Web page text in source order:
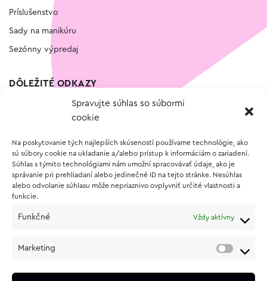
Spravujte súhlas so súbormi
cookie
Na poskytovanie tých najlepších skúseností používame technológie, ako
sú súbory cookie na ukladanie a/alebo prístup k informáciám o zariadení.
Súhlas s týmito technológiami nám umožní spracovávať údaje, ako je
správanie pri prehliadaní alebo jedinečné ID na tejto stránke. Nesúhlas
alebo odvolanie súhlasu môže nepriaznivo ovplyvniť určité vlastnosti a
funkcie.
Funkčné Vždy aktívny
Marketing
Príslušenstvo
Sady na manikúru
Sezónny výpredaj
DÔLEŽITÉ ODKAZY
Vernostný program
O NÁKUPE
Vrátenie a reklamácia tovaru